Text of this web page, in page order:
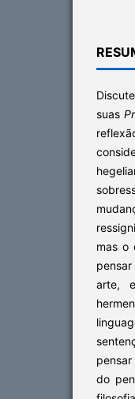
suas
mas o
arte,
do